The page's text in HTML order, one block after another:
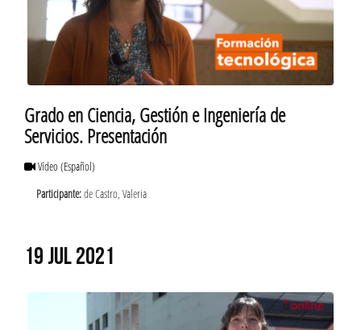
Grado en Ciencia, Gestión e Ingeniería de
Servicios. Presentación
Vídeo(Español)
Participante:de Castro, Valeria
19 JUL 2021